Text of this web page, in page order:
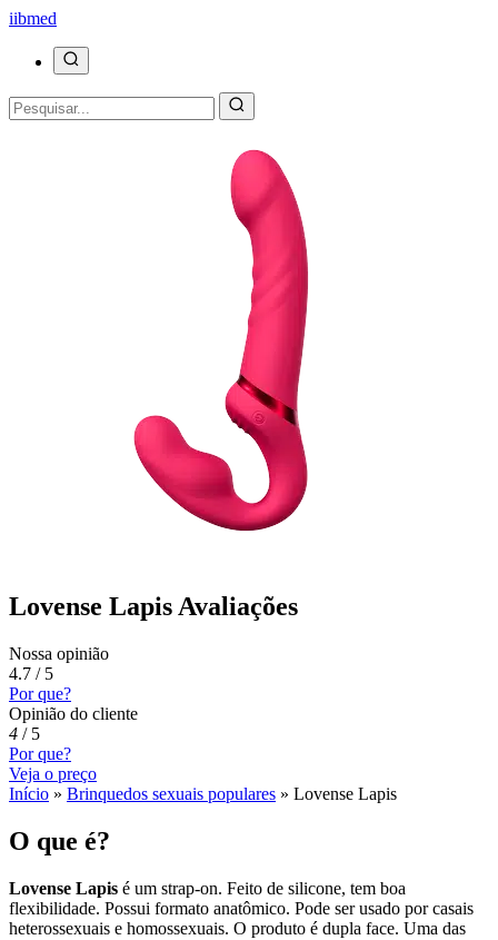
iibmed
Lovense Lapis Avaliações
Nossa opinião
4.7 / 5
Por que?
Opinião do cliente
4 / 5
Por que?
Veja o preço
Início » Brinquedos sexuais populares » Lovense Lapis
O que é?
Lovense Lapis é um strap-on. Feito de silicone, tem boa
flexibilidade. Possui formato anatômico. Pode ser usado por casais
heterossexuais e homossexuais. O produto é dupla face. Uma das